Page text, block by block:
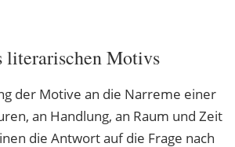
literarischen Motivs
der Motive an die Narreme einer
an Handlung, an Raum und Zeit
die Antwort auf die Frage nach